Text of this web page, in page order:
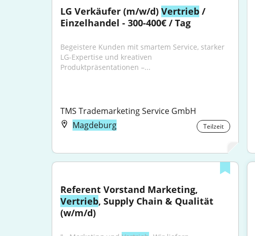
LG Verkäufer (m/w/d) Vertrieb /
Einzelhandel - 300-400€ / Tag
Begeistere Kunden mit smartem Service, starker
LG-Expertise und kreativen
Produktpräsentationen –...
TMS Trademarketing Service GmbH
Magdeburg
Teilzeit
Vertrieb, Supply Chain & Qualität
(w/m/d)